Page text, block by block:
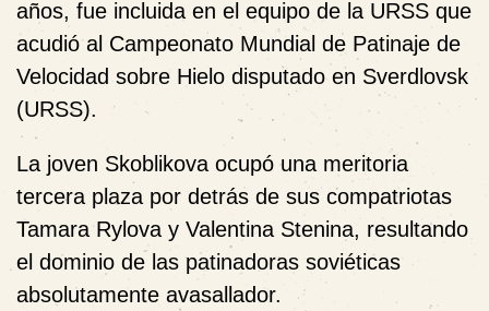
años, fue incluida en el equipo de la URSS que
acudió al Campeonato Mundial de Patinaje de
Velocidad sobre Hielo disputado en Sverdlovsk
(URSS).
La joven Skoblikova ocupó una meritoria
tercera plaza por detrás de sus compatriotas
Tamara Rylova y Valentina Stenina, resultando
el dominio de las patinadoras soviéticas
absolutamente avasallador.